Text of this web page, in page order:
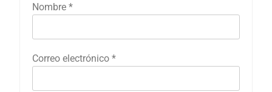
Nombre *
Correo electrónico *